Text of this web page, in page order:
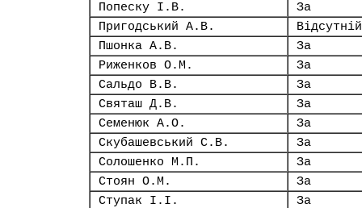
Попеску І.В.
За
Пригодський А.В.
Відсутній
Пшонка А.В.
За
Риженков О.М.
За
Сальдо В.В.
За
Святаш Д.В.
За
Семенюк А.О.
За
Скубашевський С.В.
За
Солошенко М.П.
За
Стоян О.М.
За
Ступак І.І.
За